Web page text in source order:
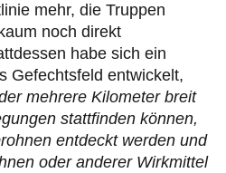
mehr, die Truppen
noch direkt
habe sich ein
Gefechtsfeld entwickelt,
mehrere Kilometer breit
stattfinden können,
entdeckt werden und
oder anderer Wirkmittel